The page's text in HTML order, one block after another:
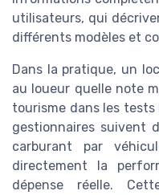
utilisateurs, qui
différents modèles et
Dans la pratique, un
au loueur quelle note
tourisme dans les
gestionnaires suivent
carburant par
directement la
dépense réelle.